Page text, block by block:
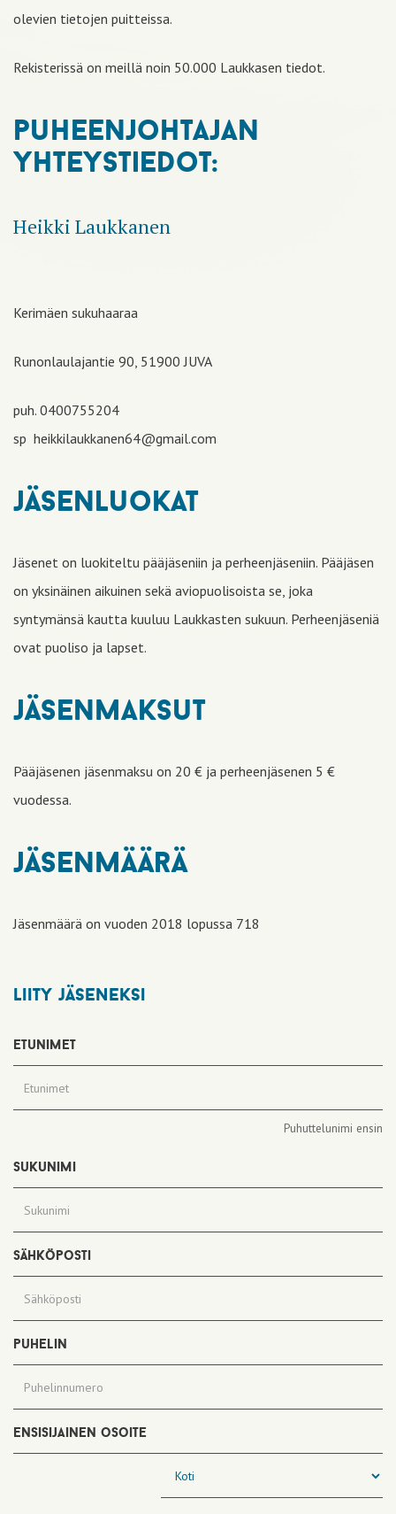
olevien tietojen puitteissa.
Rekisterissä on meillä noin 50.000 Laukkasen tiedot.
puheenjohtajan
yhteystiedot:
Heikki Laukkanen
Kerimäen sukuhaaraa
Runonlaulajantie 90, 51900 JUVA
puh. 0400755204
sp heikkilaukkanen64@gmail.com
jäsenluokat
Jäsenet on luokiteltu pääjäseniin ja perheenjäseniin. Pääjäsen
on yksinäinen aikuinen sekä aviopuolisoista se, joka
syntymänsä kautta kuuluu Laukkasten sukuun. Perheenjäseniä
ovat puoliso ja lapset.
jäsenmaksut
Pääjäsenen jäsenmaksu on 20 € ja perheenjäsenen 5 €
vuodessa.
jäsenmäärä
Jäsenmäärä on vuoden 2018 lopussa 718
liity jäseneksi
etunimet
Puhuttelunimi ensin
sukunimi
sähköposti
puhelin
ensisijainen osoite